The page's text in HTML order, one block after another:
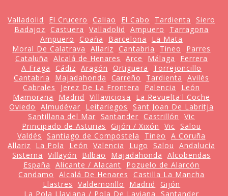
Valladolid El Crucero Caliao El Cabo Tardienta
Siero
Badajoz
Castuera Valladolid Ampuero
Tarragona
Ampuero
Coaña Barcelona
La Mata
Moral De Calatrava
Allariz Cantabria Tineo
Parres
Cataluña
Alcalá de Henares Arce Málaga
Ferrera
A Fraga
Cádiz Aragón Ortiguera
Torrejoncillo
Cantabria
Majadahonda Carreño Tardienta
Avilés
Cabrales
Jerez De La Frontera Palencia
León
Mamorana
Madrid Villaviciosa
La Revuelta'l Coche
Oviedo
Almudévar Leitariegos
Sant Joan De Labritja
Santillana del Mar
Santander Castrillón
Vic
Principado de Asturias
Gijón / Xixón Vic
Salou
Valdés
Santiago de Compostela Tineo
A Coruña
Allariz
La Pola León Valencia Lugo Salou
Andalucía
Sisterna
Villayón Bilbao Majadahonda
Alcobendas
España
Alicante / Alacant
Pozuelo de Alarcón
Candamo
Alcalá De Henares
Castilla La Mancha
Llastres
Valdemorillo Madrid
Gijón
La Pola Llaviana / Pola De Laviana
Santander